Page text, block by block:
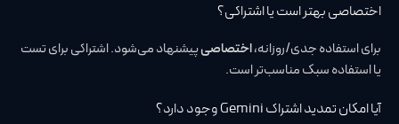
اختصاصی بهتر است یا اشتراکی؟
برای استفاده جدی/روزانه،اختصاصیپیشنهاد می‌شود. اشتراکی برای تست
یا استفاده سبک مناسب‌تر است.
آیا امکان تمدید اشتراک Gemini وجود دارد؟